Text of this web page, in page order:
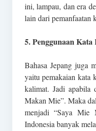
ini, lampau, dan era
lain dari pemanfaatan
5. Penggunaan
Bahasa Jepang juga
yaitu pemakaian kata
kalimat. Jadi apabila
Makan Mie”. Maka
menjadi “Saya Mie
Indonesia banyak